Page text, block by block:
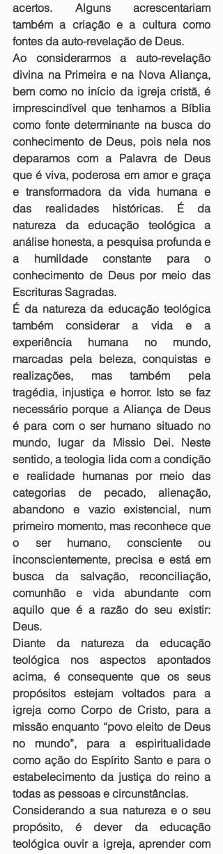
acertos. Alguns acrescentariam
também a criação e a cultura como
fontes da auto-revelação de Deus.
Ao considerarmos a auto-revelação
divina na Primeira e na Nova Aliança,
bem como no início da igreja cristã, é
imprescindível que tenhamos a Bíblia
como fonte determinante na busca do
conhecimento de Deus, pois nela nos
deparamos com a Palavra de Deus
que é viva, poderosa em amor e graça
e transformadora da vida humana e
das realidades históricas. É da
natureza da educação teológica a
análise honesta, a pesquisa profunda e
a humildade constante para o
conhecimento de Deus por meio das
Escrituras Sagradas.
É da natureza da educação teológica
também considerar a vida e a
experiência humana no mundo,
marcadas pela beleza, conquistas e
realizações, mas também pela
tragédia, injustiça e horror. Isto se faz
necessário porque a Aliança de Deus
é para com o ser humano situado no
mundo, lugar da Missio Dei. Neste
sentido, a teologia lida com a condição
e realidade humanas por meio das
categorias de pecado, alienação,
abandono e vazio existencial, num
primeiro momento, mas reconhece que
o ser humano, consciente ou
inconscientemente, precisa e está em
busca da salvação, reconciliação,
comunhão e vida abundante com
aquilo que é a razão do seu existir:
Deus.
Diante da natureza da educação
teológica nos aspectos apontados
acima, é consequente que os seus
propósitos estejam voltados para a
igreja como Corpo de Cristo, para a
missão enquanto “povo eleito de Deus
no mundo”, para a espiritualidade
como ação do Espírito Santo e para o
estabelecimento da justiça do reino a
todas as pessoas e circunstâncias.
Considerando a sua natureza e o seu
propósito, é dever da educação
teológica ouvir a igreja, aprender com